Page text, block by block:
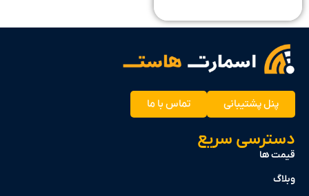
پشتیبانی تماس با ما
سریع